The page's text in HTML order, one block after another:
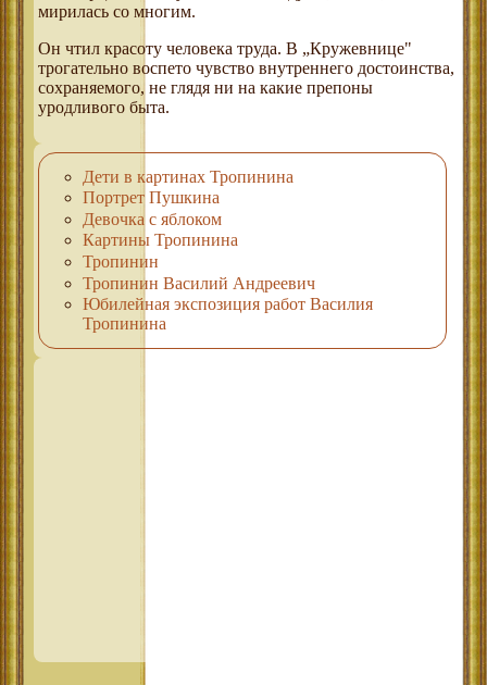
мирилась со многим.
Он чтил красоту человека труда. В „Кружевнице"
трогательно воспето чувство внутреннего достоинства,
сохраняемого, не глядя ни на какие препоны
уродливого быта.
Дети в картинах Тропинина
Портрет Пушкина
Девочка с яблоком
Картины Тропинина
Тропинин
Тропинин Василий Андреевич
Юбилейная экспозиция работ Василия
Тропинина